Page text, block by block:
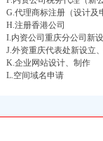
G.代理商标注册（设计及
H.注册香港公司
I.内资公司重庆分公司新
J.外资重庆代表处新设立
K.企业网站设计、制作
L.空间域名申请